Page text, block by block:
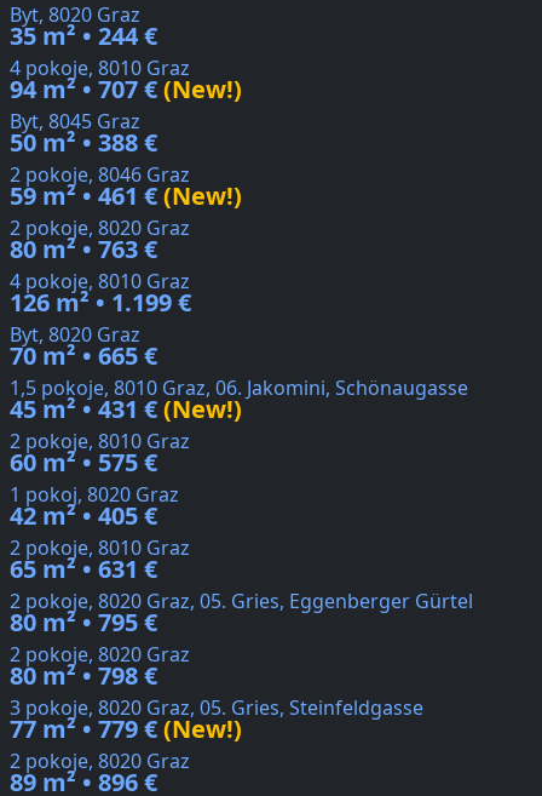
Byt, 8020 Graz
35 m² • 244 €
4 pokoje, 8010 Graz
94 m² • 707 €(New!)
Byt, 8045 Graz
50 m² • 388 €
2 pokoje, 8046 Graz
59 m² • 461 €(New!)
2 pokoje, 8020 Graz
80 m² • 763 €
4 pokoje, 8010 Graz
126 m² • 1.199 €
Byt, 8020 Graz
70 m² • 665 €
1,5 pokoje, 8010 Graz, 06. Jakomini, Schönaugasse
45 m² • 431 €(New!)
2 pokoje, 8010 Graz
60 m² • 575 €
1 pokoj, 8020 Graz
42 m² • 405 €
2 pokoje, 8010 Graz
65 m² • 631 €
2 pokoje, 8020 Graz, 05. Gries, Eggenberger Gürtel
80 m² • 795 €
2 pokoje, 8020 Graz
80 m² • 798 €
3 pokoje, 8020 Graz, 05. Gries, Steinfeldgasse
77 m² • 779 €(New!)
2 pokoje, 8020 Graz
89 m² • 896 €